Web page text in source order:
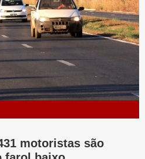
motoristas são